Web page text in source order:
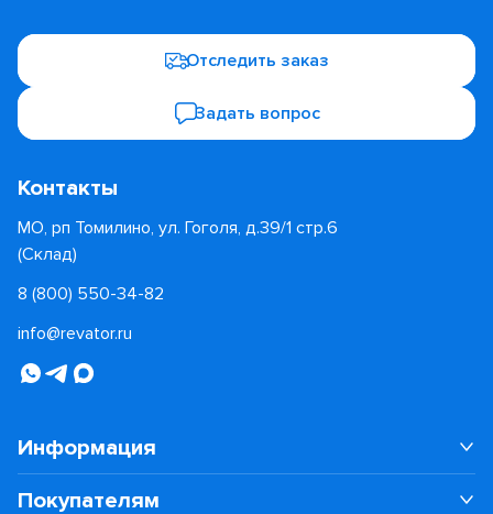
Отследить заказ
Задать вопрос
Контакты
МО, рп Томилино, ул. Гоголя, д.39/1 стр.6
(Склад)
8 (800) 550-34-82
info@revator.ru
Информация
Покупателям